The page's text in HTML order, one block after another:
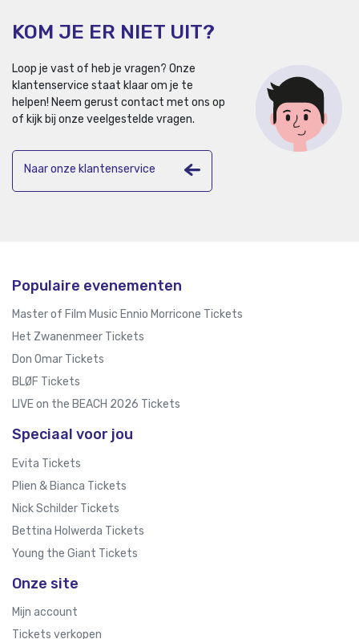
KOM JE ER NIET UIT?
Loop je vast of heb je vragen? Onze
klantenservice staat klaar om je te
helpen! Neem gerust contact met ons op
of kijk bij onze veelgestelde vragen.
Naar onze klantenservice
Populaire evenementen
Master of Film Music Ennio Morricone Tickets
Het Zwanenmeer Tickets
Don Omar Tickets
BLØF Tickets
LIVE on the BEACH 2026 Tickets
Speciaal voor jou
Evita Tickets
Plien & Bianca Tickets
Nick Schilder Tickets
Bettina Holwerda Tickets
Young the Giant Tickets
Onze site
Mijn account
Tickets verkopen